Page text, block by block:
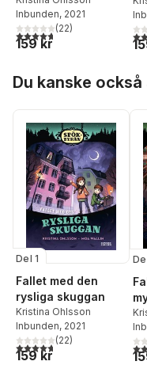
Inbunden, 2021
4,7utav 5 stjärnor. Totalt
(22)
159 kr
4,6
Du kanske
Del 1
Fallet med den
rysliga skuggan
Kristina Ohlsson
Inbunden, 2021
4,7utav 5 stjärnor. Totalt
(22)
159 kr
4,6